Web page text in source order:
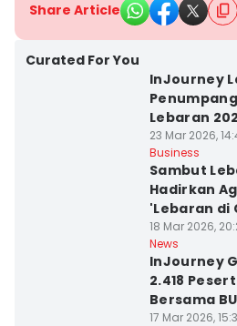
Share Article
Curated For You
InJourney
Lebaran
23 Mar 2026,
Business
Sambut
Hadirkan
'Lebaran di
18 Mar 2026,
News
InJourney
2.418
Bersama
17 Mar 2026,